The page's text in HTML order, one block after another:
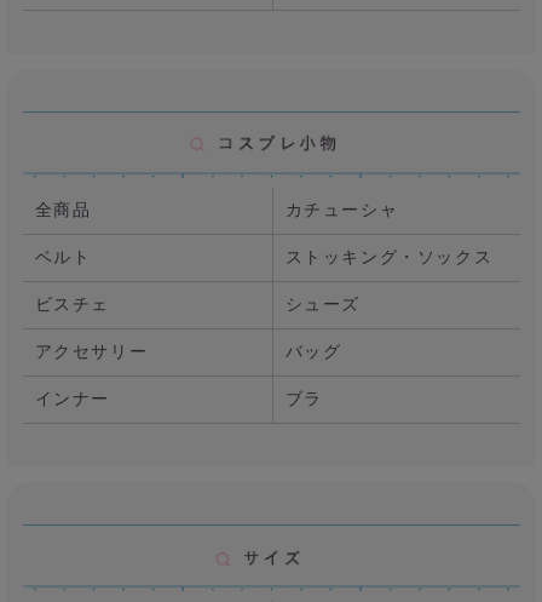
全商品
カチューシャ
ベルト
ストッキング・ソックス
ビスチェ
シューズ
アクセサリー
バッグ
インナー
ブラ